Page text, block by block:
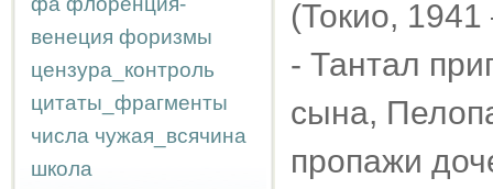
венеция форизмы
цензура_контроль
цитаты_фрагменты
числа чужая_всячина
школа
(Токио,
- Тантал
сына,
пропажи